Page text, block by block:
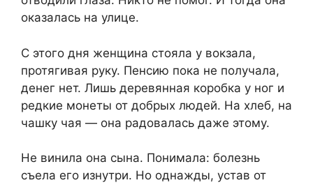
оказалась на улице.
С этого дня женщина стояла у вокзала,
протягивая руку. Пенсию пока не получала,
денег нет. Лишь деревянная коробка у ног и
редкие монеты от добрых людей. На хлеб, на
чашку чая — она радовалась даже этому.
Не винила она сына. Понимала: болезнь
съела его изнутри. Но однажды, устав от